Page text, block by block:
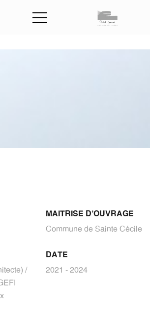
MAITRISE D'OUVRAGE
Commune de Sainte Cécile
/
DATE
2021 - 2024